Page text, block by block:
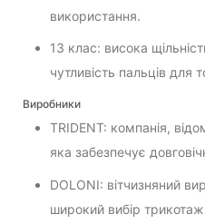
використання.
13 клас: висока
чутливість пальців для
Виробники
TRIDENT: компанія,
яка забезпечує
DOLONI: вітчизняний
широкий вибір